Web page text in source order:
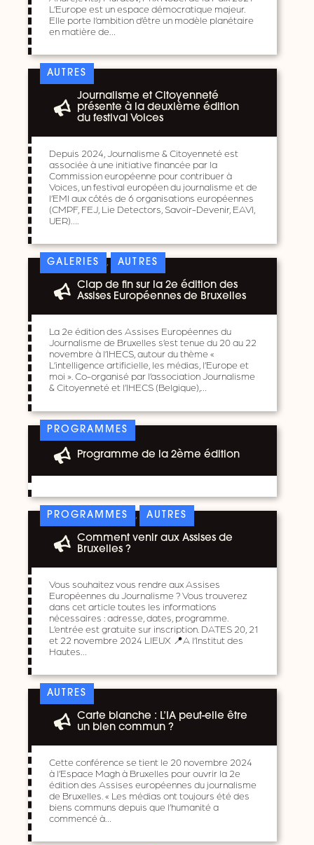
L’Europe est un espace démocratique majeur.
Elle porte l’ambition d’être un modèle planétaire
en matière de…
AUTRES
Journalisme et Citoyenneté
présente à la deuxième édition
du festival Voices
Depuis 2024, Journalisme & Citoyenneté est
associée à une initiative financée par la
Commission européenne pour contribuer à
Voices, un festival européen du journalisme et de
l’EMI aux côtés de 6 organisations européennes
(CMPF, FEJ, Lie Detectors, Savoir-Devenir, EAVI,
UER)….
GALERIES , AUTRES
Clap de fin sur la 2e édition des
Assises Européennes de Bruxelles
La 2e édition des Assises Européennes du
Journalisme de Bruxelles s’est tenue du 20 au 22
novembre à l’IHECS, autour du thème «
L’intelligence artificielle, les médias, l’Europe et
moi ». Co-organisé par l’association Journalisme
& Citoyenneté et l’IHECS (Belgique),…
PROGRAMMES
Programme de la 2ème édition
PROGRAMMES , AUTRES
Comment venir aux Assises de
Bruxelles ?
Vous souhaitez vous rendre aux Assises
Européennes du Journalisme ? Vous trouverez
dans cet article toutes les informations
nécessaires : adresse, dates, programme.
L’entrée est gratuite sur inscription. DATES 20, 21
et 22 novembre 2024 LIEUX 📍A l’Institut des
Hautes…
AUTRES
Carte blanche : L’IA peut-elle être
un bien commun ?
Cette conférence se tient le 20 novembre 2024
à l’Espace Magh à Bruxelles pour ouvrir la 2e
édition des Assises européennes du journalisme
de Bruxelles. « Les médias ont toujours été des
biens communs depuis que l’humanité a
commencé à…